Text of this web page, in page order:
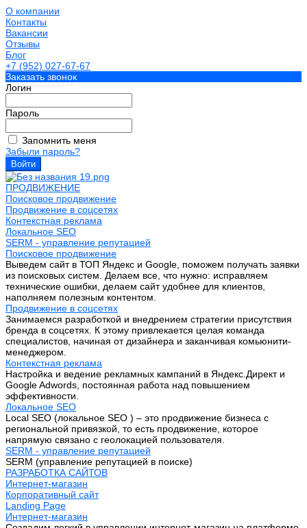
О компании
Контакты
Вакансии
Отзывы
Блог
+7 (952) 027-67-67
Заказать звонок
Логин
Пароль
Запомнить меня
Забыли пароль?
ПРОДВИЖЕНИЕ
Поисковое продвижение
Продвижение в соцсетях
Контекстная реклама
Локальное SEO
SERM - управление репутацией
Поисковое продвижение
Выведем сайт в ТОП Яндекс и Google, поможем получать заявки
из поисковых систем. Делаем все, что нужно: исправляем
технические ошибки, делаем сайт удобнее для клиентов,
наполняем полезным контентом.
Продвижение в соцсетях
Занимаемся разработкой и внедрением стратегии присутствия
бренда в соцсетях. К этому привлекается целая команда
специалистов, начиная от дизайнера и заканчивая комьюнити-
менеджером.
Контекстная реклама
Настройка и ведение рекламных кампаний в Яндекс.Директ и
Google Adwords, постоянная работа над повышением
эффективности.
Локальное SEO
Local SEO (локальное SEO ) – это продвижение бизнеса с
региональной привязкой, то есть продвижение, которое
напрямую связано с геолокацией пользователя.
SERM - управление репутацией
SERM (управление репутацией в поиске)
РАЗРАБОТКА САЙТОВ
Интернет-магазин
Корпоративный сайт
Landing Page
Интернет-магазин